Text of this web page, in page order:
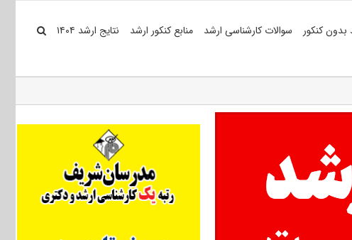
بدون کنکور سوالات کارشناسی ارشد منابع کنکور ارشد نتایج ارشد ۱۴۰۴